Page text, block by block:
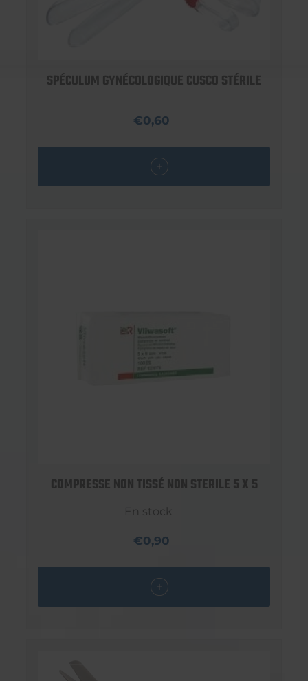
SPÉCULUM GYNÉCOLOGIQUE CUSCO STÉRILE
€0,60
COMPRESSE NON TISSÉ NON STERILE 5 X 5
En stock
€0,90